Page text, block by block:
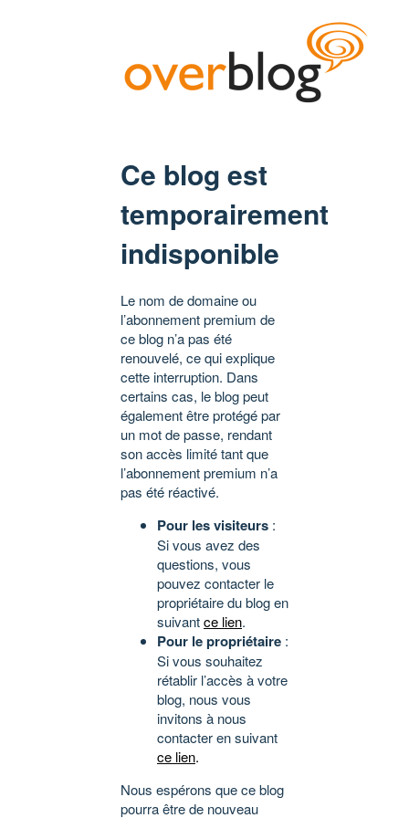
Ce blog est
temporairement
indisponible
Le nom de domaine ou
l’abonnement premium de
ce blog n’a pas été
renouvelé, ce qui explique
cette interruption. Dans
certains cas, le blog peut
également être protégé par
un mot de passe, rendant
son accès limité tant que
l’abonnement premium n’a
pas été réactivé.
Pour les visiteurs :
Si vous avez des
questions, vous
pouvez contacter le
propriétaire du blog en
suivantce lien.
Pour le propriétaire :
Si vous souhaitez
rétablir l’accès à votre
blog, nous vous
invitons à nous
contacter en suivant
ce lien.
Nous espérons que ce blog
pourra être de nouveau